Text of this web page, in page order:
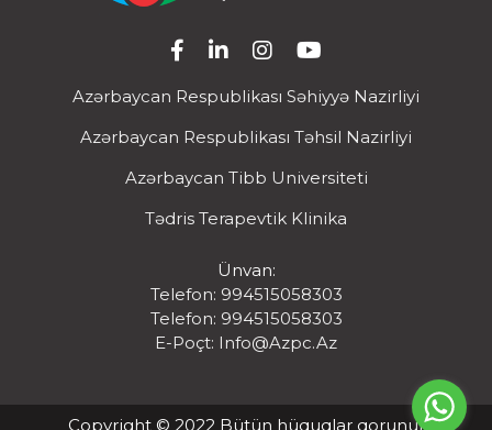
Azərbaycan Respublikası Səhiyyə Nazirliyi
Azərbaycan Respublikası Təhsil Nazirliyi
Azərbaycan Tibb Universiteti
Tədris Terapevtik Klinika
Ünvan:
Telefon: 994515058303
Telefon: 994515058303
E-Poçt: Info@azpc.az
Copyright © 2022 Bütün hüquqlar qorunur